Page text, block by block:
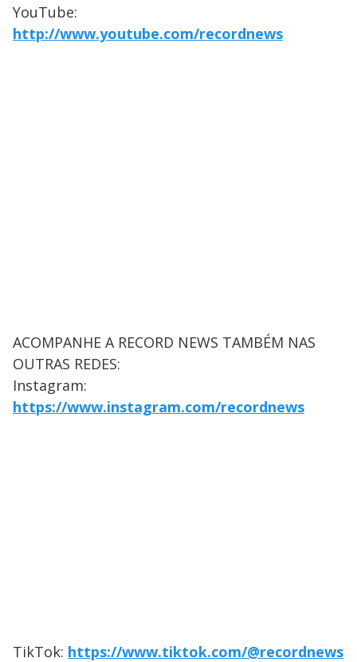
YouTube:
http://www.youtube.com/recordnews
ACOMPANHE A RECORD NEWS TAMBÉM NAS
OUTRAS REDES:
Instagram:
https://www.instagram.com/recordnews
TikTok: https://www.tiktok.com/@recordnews